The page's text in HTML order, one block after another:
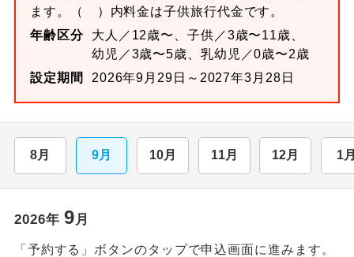
ます。
（ ）内料金は子供旅行代金です。
年齢区分
大人／12歳〜、子供／3歳〜11歳、
幼児／3歳〜5歳、乳幼児／0歳〜2歳
設定期間
2026年9月29日～2027年3月28日
8月 9月 10月 11月 12月 1
2026年 9月
「予約する」ボタンのタップで申込画面に進みます。